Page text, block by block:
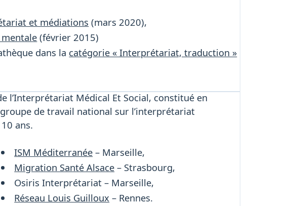
et médiations (mars 2020),
mentale (février 2015)
dans la catégorie « Interprétariat, traduction »
l’Interprétariat Médical Et Social, constitué en
de travail national sur l’interprétariat
ans.
ISM Méditerranée – Marseille,
Migration Santé Alsace – Strasbourg,
Osiris Interprétariat – Marseille,
Réseau Louis Guilloux – Rennes.